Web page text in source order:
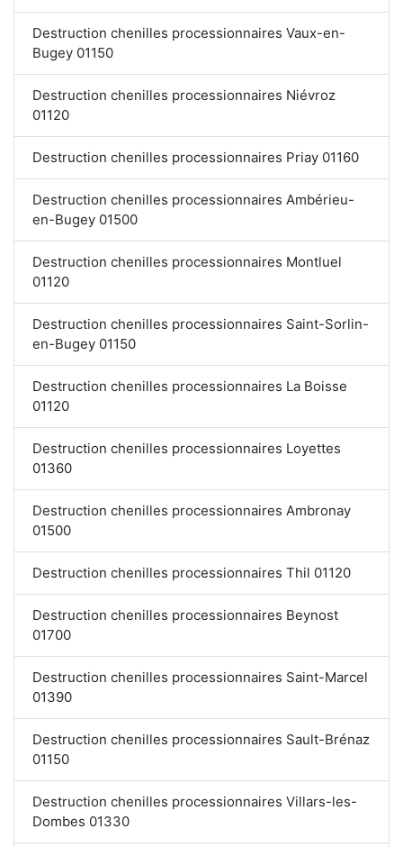
Destruction chenilles processionnaires Vaux-en-
Bugey 01150
Destruction chenilles processionnaires Niévroz
01120
Destruction chenilles processionnaires Priay 01160
Destruction chenilles processionnaires Ambérieu-
en-Bugey 01500
Destruction chenilles processionnaires Montluel
01120
Destruction chenilles processionnaires Saint-Sorlin-
en-Bugey 01150
Destruction chenilles processionnaires La Boisse
01120
Destruction chenilles processionnaires Loyettes
01360
Destruction chenilles processionnaires Ambronay
01500
Destruction chenilles processionnaires Thil 01120
Destruction chenilles processionnaires Beynost
01700
Destruction chenilles processionnaires Saint-Marcel
01390
Destruction chenilles processionnaires Sault-Brénaz
01150
Destruction chenilles processionnaires Villars-les-
Dombes 01330